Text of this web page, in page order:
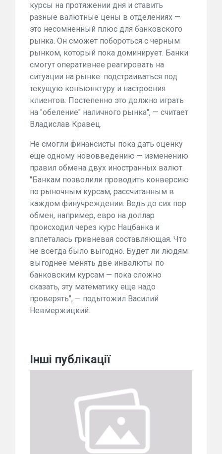
курсы на протяжении дня и ставить
разные валютные цены в отделениях —
это несомненный плюс для банковского
рынка. Он сможет побороться с черным
рынком, который пока доминирует. Банки
смогут оперативнее реагировать на
ситуации на рынке: подстраиваться под
текущую конъюнктуру и настроения
клиентов. Постепенно это должно играть
на "обеление" наличного рынка", — считает
Владислав Кравец.
Не смогли финансисты пока дать оценку
еще одному нововведению — изменению
правил обмена двух иностранных валют.
"Банкам позволили проводить конверсию
по рыночным курсам, рассчитанным в
каждом финучреждении. Ведь до сих пор
обмен, например, евро на доллар
происходил через курс Нацбанка и
вплеталась гривневая составляющая. Что
не всегда было выгодно. Будет ли людям
выгоднее менять две инвалюты по
банковским курсам — пока сложно
сказать, эту математику еще надо
проверять", — подытожил Василий
Невмержицкий.
Інші публікації